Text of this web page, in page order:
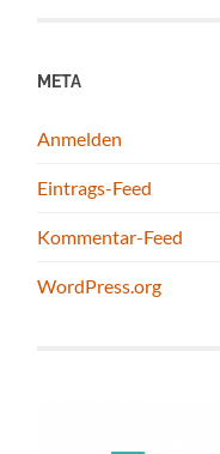
META
Anmelden
Eintrags-Feed
Kommentar-Feed
WordPress.org